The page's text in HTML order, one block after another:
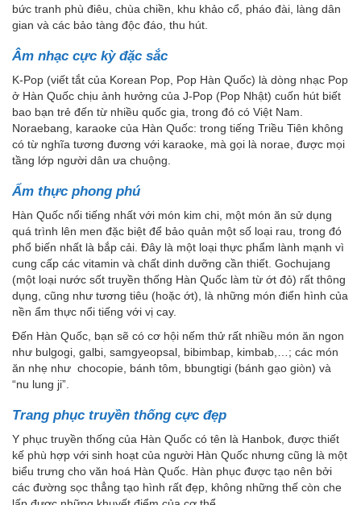
bức tranh phù điêu, chùa chiền, khu khảo cổ, pháo đài, làng dân
gian và các bảo tàng độc đáo, thu hút.
Âm nhạc cực kỳ đặc sắc
K-Pop (viết tắt của Korean Pop, Pop Hàn Quốc) là dòng nhạc Pop
ở Hàn Quốc chịu ảnh hưởng của J-Pop (Pop Nhật) cuốn hút biết
bao bạn trẻ đến từ nhiều quốc gia, trong đó có Việt Nam.
Noraebang, karaoke của Hàn Quốc: trong tiếng Triều Tiên không
có từ nghĩa tương đương với karaoke, mà gọi là norae, được mọi
tầng lớp người dân ưa chuộng.
Ẩm thực phong phú
Hàn Quốc nổi tiếng nhất với món kim chi, một món ăn sử dụng
quá trình lên men đặc biệt để bảo quản một số loại rau, trong đó
phổ biến nhất là bắp cải. Đây là một loại thực phẩm lành mạnh vì
cung cấp các vitamin và chất dinh dưỡng cần thiết. Gochujang
(một loại nước sốt truyền thống Hàn Quốc làm từ ớt đỏ) rất thông
dụng, cũng như tương tiêu (hoặc ớt), là những món điển hình của
nền ẩm thực nổi tiếng với vị cay.
Đến Hàn Quốc, bạn sẽ có cơ hội nếm thử rất nhiều món ăn ngon
như bulgogi, galbi, samgyeopsal, bibimbap, kimbab,…; các món
ăn nhẹ như chocopie, bánh tôm, bbungtigi (bánh gạo giòn) và
“nu lung ji”.
Trang phục truyền thống cực đẹp
Y phục truyền thống của Hàn Quốc có tên là Hanbok, được thiết
kế phù hợp với sinh hoạt của người Hàn Quốc nhưng cũng là một
biểu trưng cho văn hoá Hàn Quốc. Hàn phục được tạo nên bởi
các đường sọc thẳng tạo hình rất đẹp, không những thế còn che